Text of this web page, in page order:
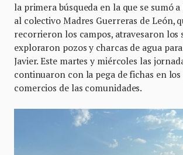
la primera búsqueda en la que se sumó
al colectivo Madres Guerreras de León,
recorrieron los campos, atravesaron los
exploraron pozos y charcas de agua
Javier. Este martes y miércoles las
continuaron con la pega de fichas en los
comercios de las comunidades.